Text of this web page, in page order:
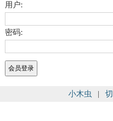
用户:
密码:
小木虫 |